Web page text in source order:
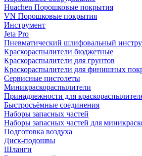
Huachen Порошковые покрытия
VN Порошковые покрытия
Инструмент
Jeta Pro
Пневматический шлифовальный
Краскораспылители бюджетные
Краскораспылители для грунтов
Краскораспылители для финишных
Сервисные пистолеты
Миникраскораспылители
Принадлежности для
Быстросъёмные соединения
Наборы запасных частей
Наборы запасных частей для
Подготовка воздуха
Диск-подошвы
Шланги